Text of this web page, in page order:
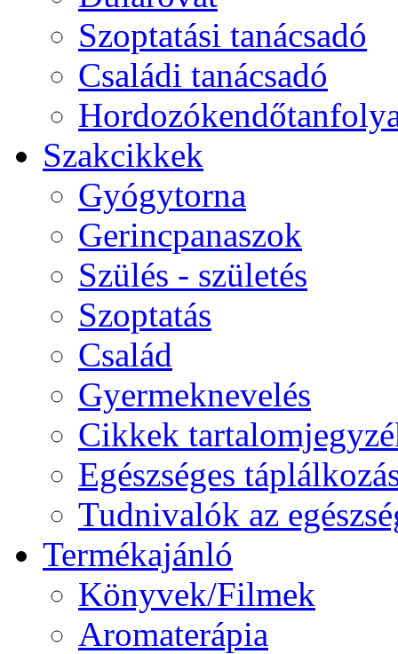
Szoptatási tanácsadó
Családi tanácsadó
Szakcikkek
Gyógytorna
Gerincpanaszok
Szülés - születés
Szoptatás
Család
Gyermeknevelés
Cikkek
Egészséges
Tudnivalók az
Termékajánló
Könyvek/Filmek
Aromaterápia